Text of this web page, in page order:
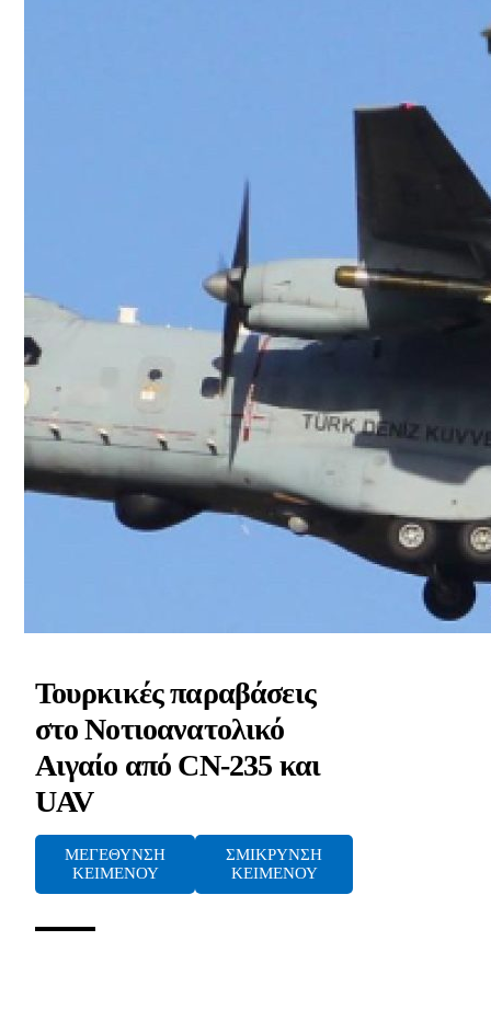
Τουρκικές παραβάσεις
στο Νοτιοανατολικό
Αιγαίο από CN-235 και
UAV
ΜΕΓΕΘΥΝΣΗ
ΚΕΙΜΕΝΟΥ
ΣΜΙΚΡΥΝΣΗ
ΚΕΙΜΕΝΟΥ